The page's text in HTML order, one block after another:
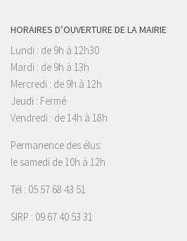
HORAIRES D’OUVERTURE DE LA MAIRIE
Lundi : de 9h à 12h30
Mardi : de 9h à 13h
Mercredi : de 9h à 12h
Jeudi : Fermé
Vendredi : de 14h à 18h
Permanence des élus:
le samedi de 10h à 12h
Tél : 05 57 68 43 51
SIRP : 09 67 40 53 31